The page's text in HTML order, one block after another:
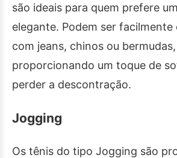
são ideais para quem prefere
elegante. Podem ser
com jeans, chinos ou bermudas,
proporcionando um toque de
perder a descontração.
Jogging
Os tênis do tipo Jogging são